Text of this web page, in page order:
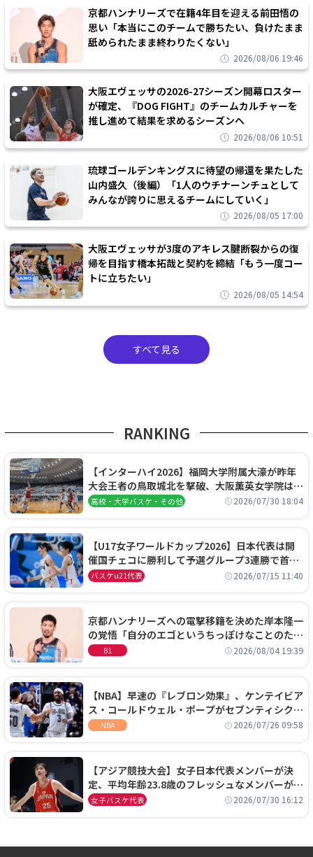
京都ハンナリーズで在籍4年目を迎える前田悟の
思い「本当にこのチームで勝ちたい、負けたまま
舐められたまま終わりたくない」
2026/08/06 19:46
大阪エヴェッサの2026-27シーズン開幕ロスター
が確定、『DOG FIGHT』のチームカルチャーを
推し進めて結果を求めるシーズンへ
2026/08/06 10:51
琉球ゴールデンキングスに待望の帰還を果たした
山内盛久（後編）「1人のウチナーンチュとして
みんなが誇りに思えるチームにしていく」
2026/08/05 17:00
大阪エヴェッサが3度のアキレス腱断裂からの復
帰を目指す橋本拓哉と契約を締結「もう一度コー
トに立ちたい」
2026/08/05 14:54
すべて見る
RANKING
【インターハイ2026】福岡大学附属大濠が昨年
大会王者の鳥取城北を撃破、大阪薫英女学院は岐
阜女子に完勝、大会3日目試合結果
高校・大学バスケ・その他 2026/07/30 18:04
【U17女子ワールドカップ2026】日本代表は開
催国チェコに勝利して予選グループ3連勝で首位
通過！準々決勝の相手はエジプトに決定
バスケu21代表 2026/07/15 11:40
京都ハンナリーズへの電撃移籍を決めた岸本隆一
の覚悟「自分のエゴというちっぽけなことのため
に、京都に来たわけではない」
B1 2026/08/04 19:39
【NBA】早速の『レブロン効果』、ケンテイビア
ス・コールドウェル・ポープがセブンティシクサ
ーズに1年契約で加入
NBA 2026/07/26 09:58
【アジア競技大会】女子日本代表メンバーが決
定、平均年齢23.8歳のフレッシュなメンバーが日
本開催の大舞台で頂点を狙う
女子バスケ代表 2026/07/30 16:12